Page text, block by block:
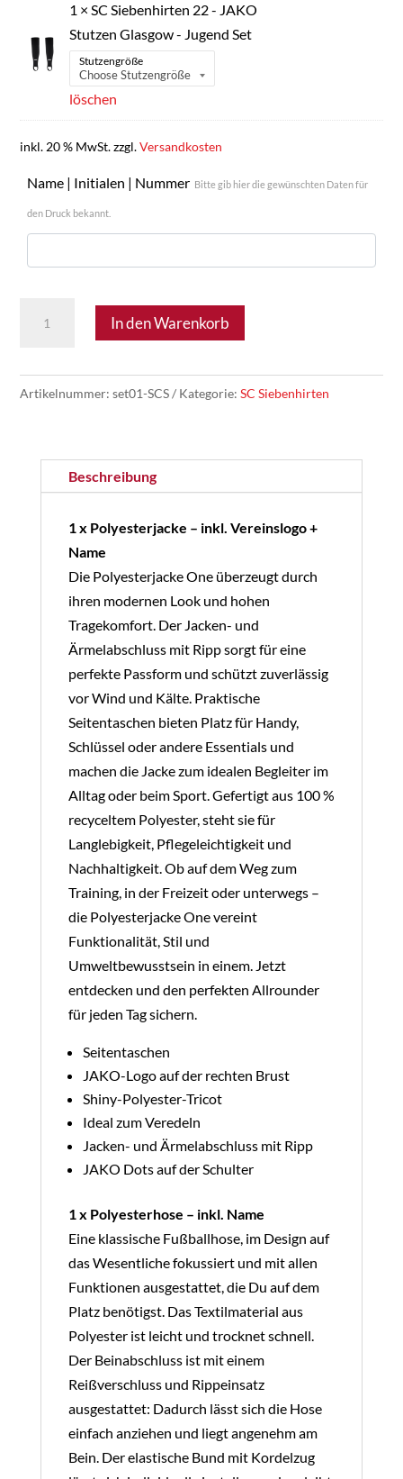
1 × SC Siebenhirten 22 - JAKO
Stutzen Glasgow - Jugend Set
Stutzengröße
löschen
inkl. 20 % MwSt.zzgl.Versandkosten
Name | Initialen | Nummer Bitte gib hier die gewünschten Daten für
den Druck bekannt.
Siebenhirten
Menge
In den Warenkorb
Artikelnummer:set01-SCS Kategorie:SC Siebenhirten
Beschreibung
1 x Polyesterjacke – inkl. Vereinslogo +
Name
Die Polyesterjacke One überzeugt durch
ihren modernen Look und hohen
Tragekomfort. Der Jacken- und
Ärmelabschluss mit Ripp sorgt für eine
perfekte Passform und schützt zuverlässig
vor Wind und Kälte. Praktische
Seitentaschen bieten Platz für Handy,
Schlüssel oder andere Essentials und
machen die Jacke zum idealen Begleiter im
Alltag oder beim Sport. Gefertigt aus 100 %
recyceltem Polyester, steht sie für
Langlebigkeit, Pflegeleichtigkeit und
Nachhaltigkeit. Ob auf dem Weg zum
Training, in der Freizeit oder unterwegs –
die Polyesterjacke One vereint
Funktionalität, Stil und
Umweltbewusstsein in einem. Jetzt
entdecken und den perfekten Allrounder
für jeden Tag sichern.
Seitentaschen
JAKO-Logo auf der rechten Brust
Shiny-Polyester-Tricot
Ideal zum Veredeln
Jacken- und Ärmelabschluss mit Ripp
JAKO Dots auf der Schulter
1 x Polyesterhose – inkl. Name
Eine klassische Fußballhose, im Design auf
das Wesentliche fokussiert und mit allen
Funktionen ausgestattet, die Du auf dem
Platz benötigst. Das Textilmaterial aus
Polyester ist leicht und trocknet schnell.
Der Beinabschluss ist mit einem
Reißverschluss und Rippeinsatz
ausgestattet: Dadurch lässt sich die Hose
einfach anziehen und liegt angenehm am
Bein. Der elastische Bund mit Kordelzug